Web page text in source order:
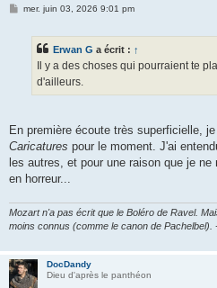
Mmer. juin 03, 2026 9:01 pm
Erwan G a écrit : ↑
Il y a des choses qui pourraient te
d'ailleurs.
En première écoute très superficielle,
Caricatures pour le moment. J'ai
les autres, et pour une raison que je
en horreur...
Mozart n'a pas écrit que le Boléro de Ravel.
moins connus (comme le canon de Pachelbel).
DocDandy
Dieu d'après le panthéon